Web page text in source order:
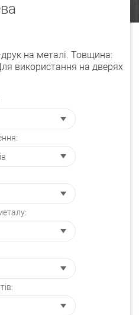
на металі. Товщина:
використання на дверях